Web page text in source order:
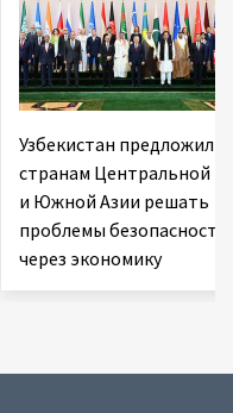
Узбекистан предложил
странам Центральной
и Южной Азии решать
проблемы безопасности
через экономику